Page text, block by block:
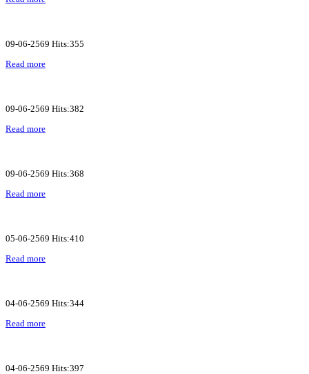
09-06-2569 Hits:355
Read more
09-06-2569 Hits:382
Read more
09-06-2569 Hits:368
Read more
05-06-2569 Hits:410
Read more
04-06-2569 Hits:344
Read more
04-06-2569 Hits:397